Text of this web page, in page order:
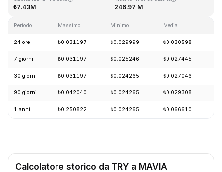
₺7.43M 246.97 M
Periodo Massimo Minimo Media
24 ore ₺0.031197 ₺0.029999 ₺0.030598
7 giorni ₺0.031197 ₺0.025246 ₺0.027445
30 giorni ₺0.031197 ₺0.024265 ₺0.027046
90 giorni ₺0.042040 ₺0.024265 ₺0.029308
1 anni ₺0.250822 ₺0.024265 ₺0.066610
Calcolatore storico da TRY a MAVIA